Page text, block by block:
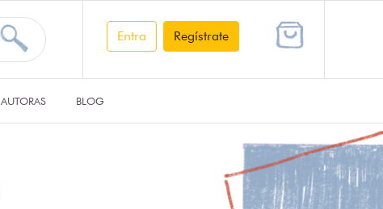
Entra Regístrate
AUTORAS BLOG